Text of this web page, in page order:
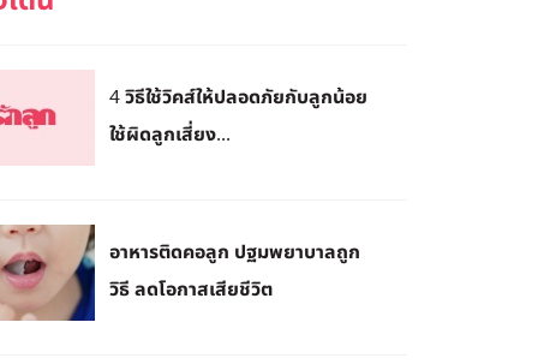
4 วิธีใช้วิคส์ให้ปลอดภัยกับลูกน้อย
ใช้ผิดลูกเสี่ยง...
อาหารติดคอลูก ปฐมพยาบาลถูก
วิธี ลดโอกาสเสียชีวิต